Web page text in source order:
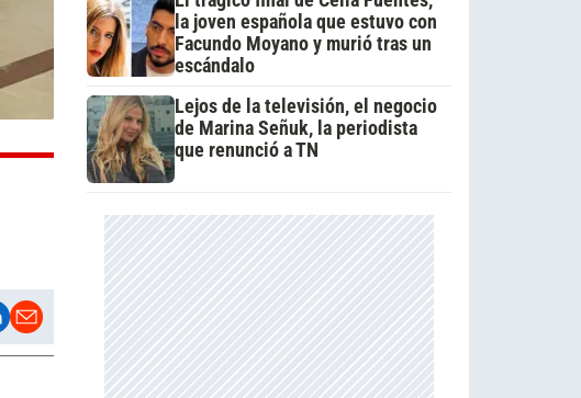
la joven española que estuvo con
Facundo Moyano y murió tras un
escándalo
Lejos de la televisión, el negocio
de Marina Señuk, la periodista
que renunció a TN